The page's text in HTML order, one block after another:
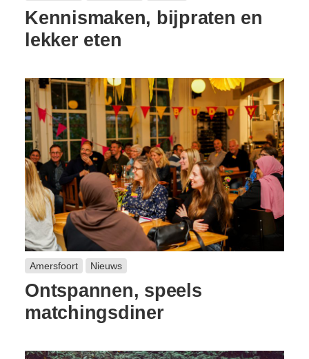
Kennismaken, bijpraten en
lekker eten
Amersfoort Nieuws
Ontspannen, speels
matchingsdiner